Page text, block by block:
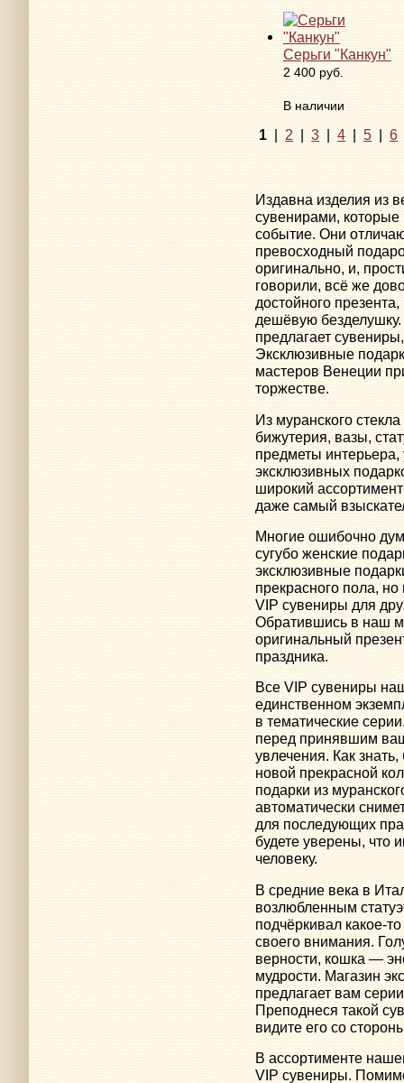
Серьги "Канкун"
2 400 руб.
В наличии
1 | 2 |3 |4 |5 |6
Издавна изделия из
сувенирами, которые
событие. Они
превосходный
оригинально, и,
говорили, всё же
достойного
дешёвую
предлагает
Эксклюзивные
мастеров Венеции
торжестве.
Из муранского
бижутерия, вазы,
предметы
эксклюзивных
широкий
даже самый
Многие ошибочно
сугубо женские
эксклюзивные
прекрасного пола,
VIP сувениры для
Обратившись в наш
оригинальный
праздника.
Все VIP сувениры
единственном
в тематические
перед принявшим
увлечения. Как
новой прекрасной
подарки из
автоматически
для последующих
будете уверены, что
человеку.
В средние века в
возлюбленным
подчёркивал какое-
своего внимания.
верности, кошка —
мудрости. Магазин
предлагает вам
Преподнеся такой
видите его со
В ассортименте
VIP сувениры.